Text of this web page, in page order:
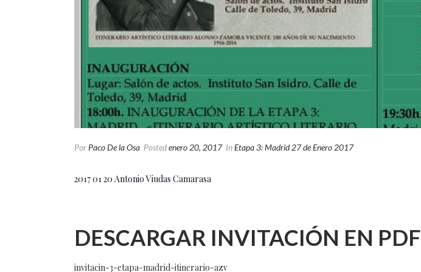
Por Paco De la Osa Postedenero 20, 2017 InEtapa 3: Madrid 27 de Enero 2017
2017 01 20 Antonio Viudas Camarasa
DESCARGAR INVITACIÓN EN PDF
invitacin-3-etapa-madrid-itinerario-azv